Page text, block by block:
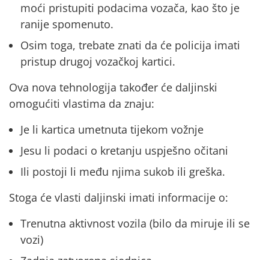
moći pristupiti podacima vozača, kao što je
ranije spomenuto.
Osim toga, trebate znati da će policija imati
pristup drugoj vozačkoj kartici.
Ova nova tehnologija također će daljinski
omogućiti vlastima da znaju:
Je li kartica umetnuta tijekom vožnje
Jesu li podaci o kretanju uspješno očitani
Ili postoji li među njima sukob ili greška.
Stoga će vlasti daljinski imati informacije o:
Trenutnaaktivnost vozila(bilo da miruje ili se
vozi)